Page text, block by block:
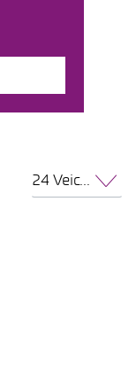
24 Veicoli per pagina